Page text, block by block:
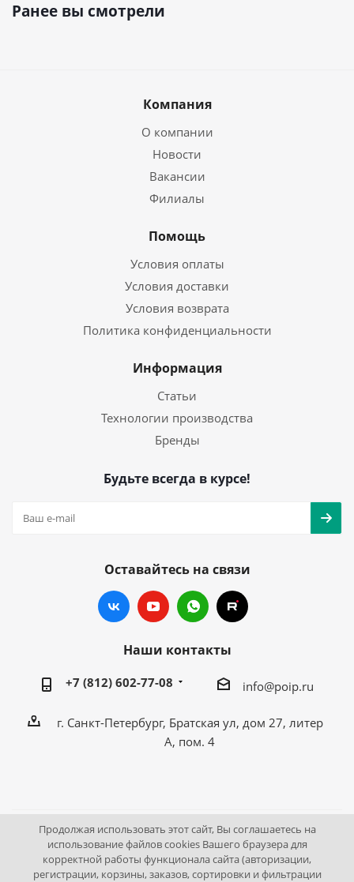
Ранее вы смотрели
Компания
О компании
Новости
Вакансии
Филиалы
Помощь
Условия оплаты
Условия доставки
Условия возврата
Политика конфиденциальности
Информация
Статьи
Технологии производства
Бренды
Будьте всегда в курсе!
Оставайтесь на связи
Наши контакты
+7 (812) 602-77-08 info@poip.ru
г. Санкт-Петербург, Братская ул, дом 27, литер
А, пом. 4
2009 - 2026 © Промышленное оборудование Интернет
портал.
Продолжая использовать этот сайт, Вы соглашаетесь на
использование файлов cookies Вашего браузера для
корректной работы функционала сайта (авторизации,
регистрации, корзины, заказов, сортировки и фильтрации